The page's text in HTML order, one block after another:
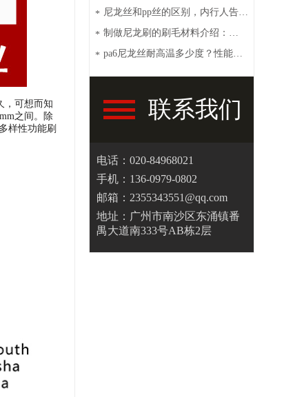
，可想而知
之间。除
样性功能刷
价比高选这种[明旺]
* 尼龙丝和pp丝的区别，内行人告诉
你【明旺】
* 制做尼龙刷的刷毛材料介绍：
PA6、PA66、PET和PBT
* pa6尼龙丝耐高温多少度？性能特
点介绍【明旺】
联系我们
电话：020-84968021
手机：136-0979-0802
邮箱：2355343551@qq.com
地址：广州市南沙区东涌镇番
禺大道南333号AB栋2层